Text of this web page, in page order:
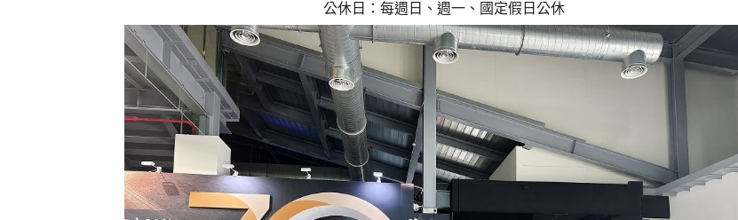
公休日：每週日、週一、國定假日公休